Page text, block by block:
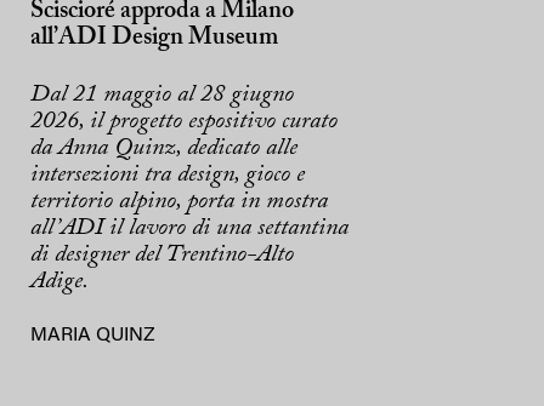
Sciscioré approda a Milano
all’ADI Design Museum
Dal 21 maggio al 28 giugno
2026, il progetto espositivo curato
da Anna Quinz, dedicato alle
intersezioni tra design, gioco e
territorio alpino, porta in mostra
all’ADI il lavoro di una settantina
di designer del Trentino-Alto
Adige.
MARIA QUINZ